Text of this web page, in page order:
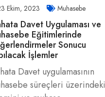
Ekim, 2023 Muhasebe
Davet Uygulaması ve
Eğitimlerinde
Sonucu
İşlemler
Davet uygulamasının
süreçleri üzerindeki